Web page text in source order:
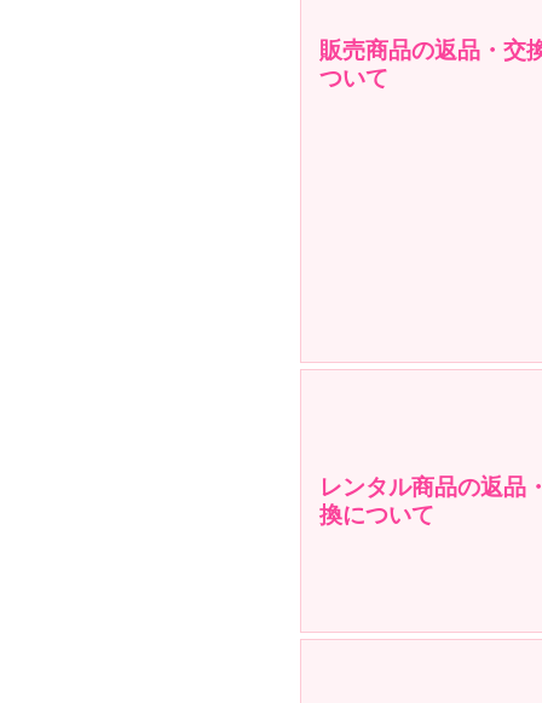
販売商品の返品・交
ついて
レンタル商品の返品
換について